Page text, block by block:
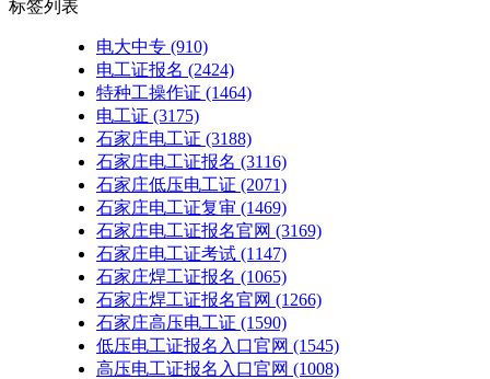
标签列表
电大中专 (910)
电工证报名 (2424)
特种工操作证 (1464)
电工证 (3175)
石家庄电工证 (3188)
石家庄电工证报名 (3116)
石家庄低压电工证 (2071)
石家庄电工证复审 (1469)
石家庄电工证报名官网 (3169)
石家庄电工证考试 (1147)
石家庄焊工证报名 (1065)
石家庄焊工证报名官网 (1266)
石家庄高压电工证 (1590)
低压电工证报名入口官网 (1545)
高压电工证报名入口官网 (1008)